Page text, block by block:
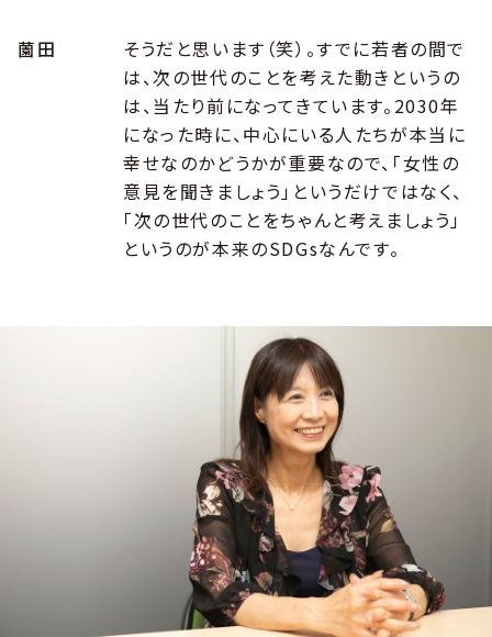
薗田
そうだと思います（笑）。すでに若者の間で
は、次の世代のことを考えた動きというの
は、当たり前になってきています。2030年
になった時に、中心にいる人たちが本当に
幸せなのかどうかが重要なので、「女性の
意見を聞きましょう」というだけではなく、
「次の世代のことをちゃんと考えましょう」
というのが本来のSDGsなんです。